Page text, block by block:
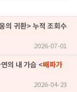
의 귀환> 누적 조회수
2026-07-01
의 내 가슴 <배파가
2026-04-23